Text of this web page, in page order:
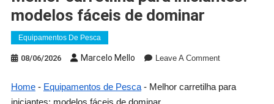
modelos fáceis de dominar
Equipamentos De Pesca
08/06/2026 Marcelo Mello Leave A CommentOn
Carretilha
Home- Equipamentos de Pesca- Melhor carretilha para